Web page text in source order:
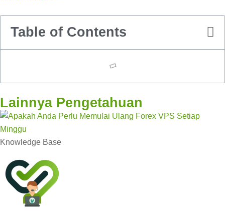
Table of Contents
Lainnya Pengetahuan
Knowledge Base